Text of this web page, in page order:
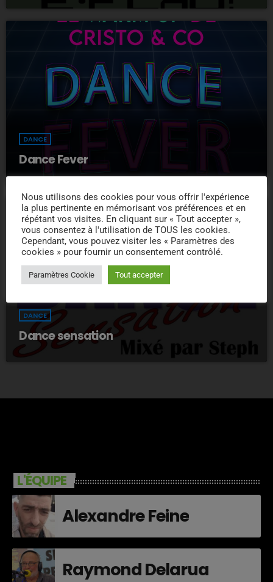
DANCE
Dance Fever
DANCE
Dance sensation
L'ÉQUIPE
Alexandre Feine
Raymond Delarua
Nous utilisons des cookies pour vous offrir l'expérience
la plus pertinente en mémorisant vos préférences et en
répétant vos visites. En cliquant sur « Tout accepter »,
vous consentez à l'utilisation de TOUS les cookies.
Cependant, vous pouvez visiter les « Paramètres des
cookies » pour fournir un consentement contrôlé.
Paramètres Cookie Tout accepter